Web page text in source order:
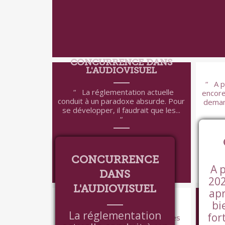
CONCURRENCE DANS
L'AUDIOVISUEL
La réglementation actuelle
conduit à un paradoxe absurde. Pour
se développer, il faudrait que les...
VOIR +
CONCURRENCE
DANS
L'AUDIOVISUEL
La réglementation
A
A
DÉCHÉANCE DE
Vous vous fichez qu'il y ait des